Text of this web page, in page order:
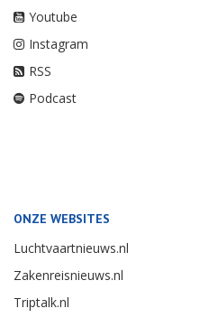
Youtube
Instagram
RSS
Podcast
ONZE WEBSITES
Luchtvaartnieuws.nl
Zakenreisnieuws.nl
Triptalk.nl